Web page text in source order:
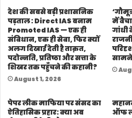
देश की सबसे बड़ी प्रशासनिक
पड़ताल : Direct IAS बनाम
Promoted IAS — एक ही
संविधान, एक ही सेवा, फिर क्यों
अलग दिखाई देती है ताक़त,
पदोन्नति, प्रतिष्ठा और सत्ता के
शिखर तक पहुँचने की कहानी?
August 1, 2026
में
गांधी
सामने
पेपर लीक माफिया पर संसद का
ऐतिहासिक प्रहार: क्या अब
ऑफ